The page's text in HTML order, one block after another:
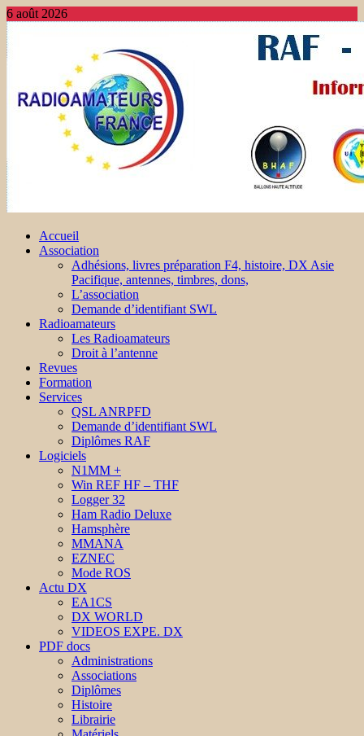
6 août 2026
Accueil
Association
Adhésions, livres préparation F4, histoire, DX Asie
Pacifique, antennes, timbres, dons,
L’association
Demande d’identifiant SWL
Radioamateurs
Les Radioamateurs
Droit à l’antenne
Revues
Formation
Services
QSL ANRPFD
Demande d’identifiant SWL
Diplômes RAF
Logiciels
N1MM +
Win REF HF – THF
Logger 32
Ham Radio Deluxe
Hamsphère
MMANA
EZNEC
Mode ROS
Actu DX
EA1CS
DX WORLD
VIDEOS EXPE. DX
PDF docs
Administrations
Associations
Diplômes
Histoire
Librairie